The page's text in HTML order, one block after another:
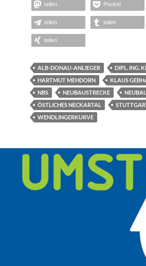
teilen Pocket
teilen teilen
teilen
ALB-DONAU-ANLIEGER DIPL. ING.
HARTMUT MEHDORN
KLAUS
NBS
NEUBAUSTRECKE
ÖSTLICHES NECKARTAL
WENDLINGERKURVE